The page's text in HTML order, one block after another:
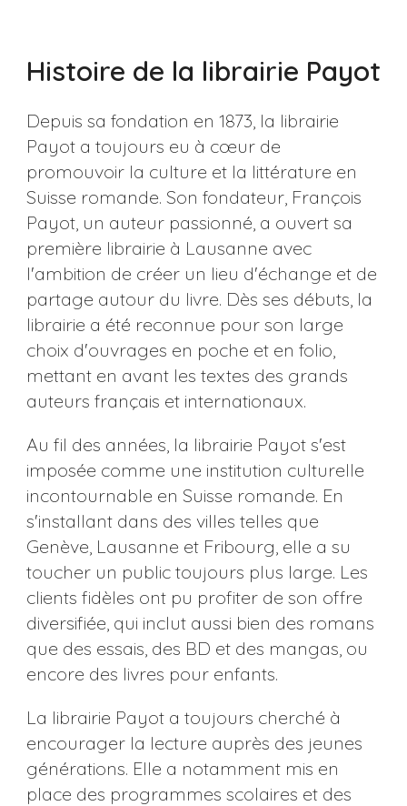
Histoire de la librairie Payot
Depuis sa fondation en 1873, la librairie
Payot a toujours eu à cœur de
promouvoir la culture et la littérature en
Suisse romande. Son fondateur, François
Payot, un auteur passionné, a ouvert sa
première librairie à Lausanne avec
l'ambition de créer un lieu d'échange et de
partage autour du livre. Dès ses débuts, la
librairie a été reconnue pour son large
choix d'ouvrages en poche et en folio,
mettant en avant les textes des grands
auteurs français et internationaux.
Au fil des années, la librairie Payot s'est
imposée comme une institution culturelle
incontournable en Suisse romande. En
s'installant dans des villes telles que
Genève, Lausanne et Fribourg, elle a su
toucher un public toujours plus large. Les
clients fidèles ont pu profiter de son offre
diversifiée, qui inclut aussi bien des romans
que des essais, des BD et des mangas, ou
encore des livres pour enfants.
La librairie Payot a toujours cherché à
encourager la lecture auprès des jeunes
générations. Elle a notamment mis en
place des programmes scolaires et des